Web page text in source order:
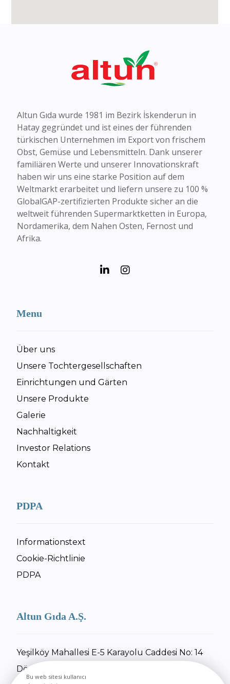
Altun Gıda wurde 1981 im Bezirk İskenderun in
Hatay gegründet und ist eines der führenden
türkischen Unternehmen im Export von frischem
Obst, Gemüse und Lebensmitteln. Dank unserer
familiären Werte und unserer Innovationskraft
haben wir uns eine starke Position auf dem
Weltmarkt erarbeitet und liefern unsere zu 100 %
GlobalGAP-zertifizierten Produkte sicher an die
weltweit führenden Supermarktketten in Europa,
Nordamerika, dem Nahen Osten, Fernost und
Afrika.
Menu
Über uns
Unsere Tochtergesellschaften
Einrichtungen und Gärten
Unsere Produkte
Galerie
Nachhaltigkeit
Investor Relations
Kontakt
PDPA
Informationstext
Cookie-Richtlinie
PDPA
Altun Gıda A.Ş.
Yeşilköy Mahallesi E-5 Karayolu Caddesi No: 14
Dörtyol / Hatay
Bu web sitesi kullanıcı